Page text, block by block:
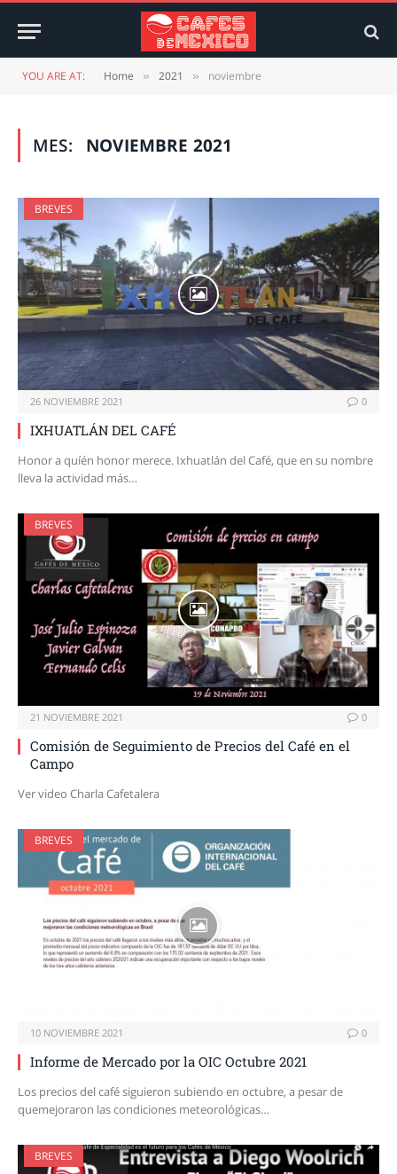
YOU ARE AT: Home » 2021 » noviembre
MES: NOVIEMBRE 2021
BREVES
26 NOVIEMBRE 2021 0
IXHUATLÁN DEL CAFÉ
Honor a quíén honor merece. Ixhuatlán del Café, que en su nombre
lleva la actividad más…
BREVES
21 NOVIEMBRE 2021 0
Comisión de Seguimiento de Precios del Café en el
Campo
Ver video Charla Cafetalera
BREVES
10 NOVIEMBRE 2021 0
Informe de Mercado por la OIC Octubre 2021
Los precios del café siguieron subiendo en octubre, a pesar de
quemejoraron las condiciones meteorológicas…
BREVES